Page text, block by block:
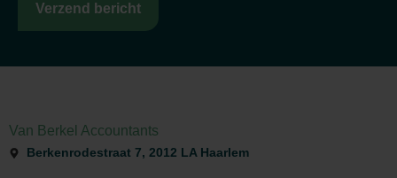
Verzend bericht
Van Berkel Accountants
Berkenrodestraat 7, 2012 LA Haarlem